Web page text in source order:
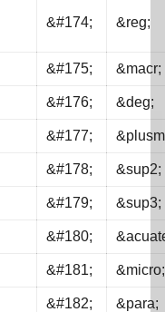
&#174; &reg;
&#175; &macr;
&#176; &deg;
&#177;
&#178; &sup2;
&#179; &sup3;
&#180;
&#181; &micro;
&#182; &para;